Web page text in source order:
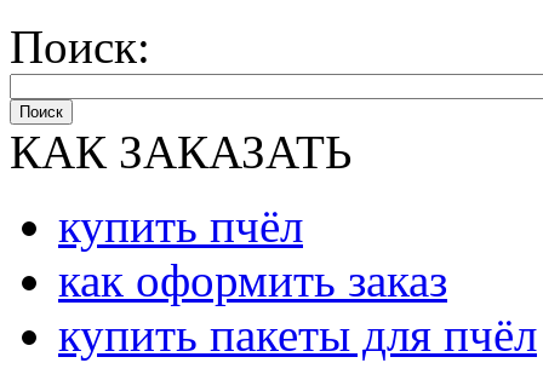
Поиск:
Поиск
КАК ЗАКАЗАТЬ
купить пчёл
как оформить заказ
купить пакеты для пчёл